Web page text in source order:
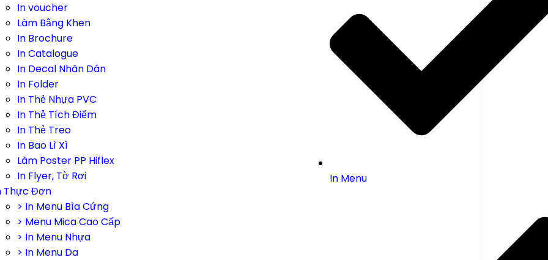
In voucher
Làm Bằng Khen
In Brochure
In Catalogue
In Decal Nhãn Dán
In Folder
In Thẻ Nhựa PVC
In Thẻ Tích Điểm
In Thẻ Treo
In Bao Lì Xì
Làm Poster PP Hiflex
In Flyer, Tờ Rơi
Thực Đơn
> In Menu Bìa Cứng
> Menu Mica Cao Cấp
> In Menu Nhựa
> In Menu Da
In Menu